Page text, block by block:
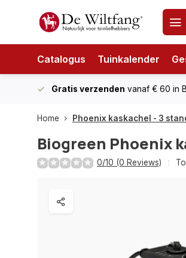
Catalogus Tuinkalender
Gratis verzenden vanaf € 60 in
Home Phoenix kaskachel - 3
Biogreen Phoenix
0/10 (0 Reviews)